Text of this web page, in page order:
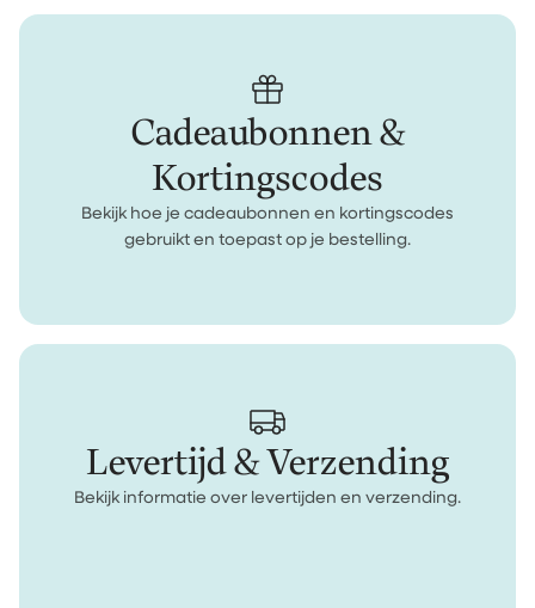
Cadeaubonnen &
Kortingscodes
Bekijk hoe je cadeaubonnen en kortingscodes
gebruikt en toepast op je bestelling.
Levertijd & Verzending
Bekijk informatie over levertijden en verzending.